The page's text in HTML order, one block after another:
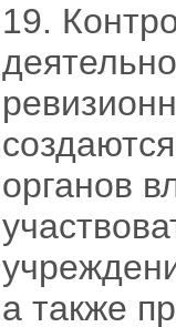
19.
органов
а также